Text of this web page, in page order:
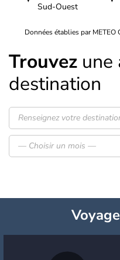
Sud-Ouest
Données établies par METEO
Trouvez une
destination
— Choisir un mois —